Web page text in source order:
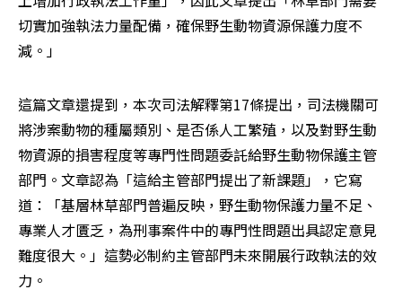
切實加強執法力量配備，確保野生動物資源保護力度不
減。」
這篇文章還提到，本次司法解釋第17條提出，司法機關可
將涉案動物的種屬類別、是否係人工繁殖，以及對野生動
物資源的損害程度等專門性問題委託給野生動物保護主管
部門。文章認為「這給主管部門提出了新課題」，它寫
道：「基層林草部門普遍反映，野生動物保護力量不足、
專業人才匱乏，為刑事案件中的專門性問題出具認定意見
難度很大。」這勢必制約主管部門未來開展行政執法的效
力。